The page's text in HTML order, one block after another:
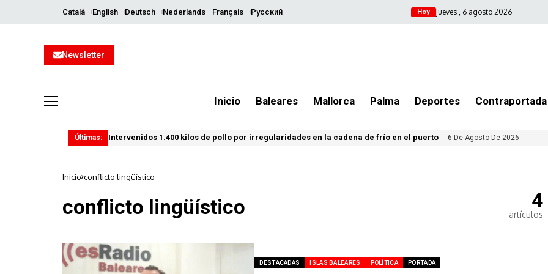
Català English Deutsch Nederlands Français Русский Hoy jueves , 6 agosto 2026
Newsletter
Inicio Baleares Mallorca Palma Deportes Contraportada
Últimas: Intervenidos 1.400 kilos de pollo por irregularidades en la cadena de frío en el puerto 6 De Agosto De 2026
Inicio conflicto lingüístico
conflicto lingüístico 4
artículos
DESTACADAS ISLAS BALEARES POLÍTICA PORTADA